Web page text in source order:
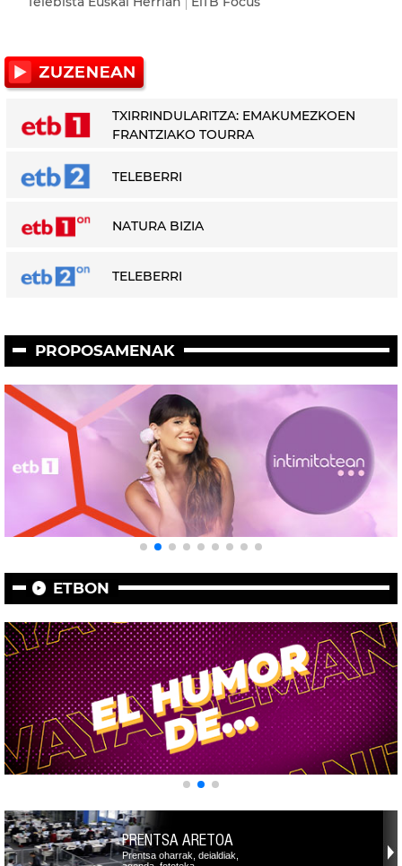
TXIRRINDULARITZA: EMAKUMEZKOEN
FRANTZIAKO TOURRA
TELEBERRI
NATURA BIZIA
TELEBERRI
PROPOSAMENAK
ETBON
PRENTSA ARETOA
Prentsa oharrak, deialdiak,